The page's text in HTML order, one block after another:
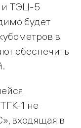
и ТЭЦ-5
будет
в
обеспечить
1 не
входящая в